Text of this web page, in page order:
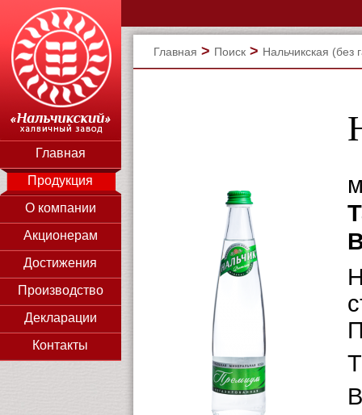
Главная
Продукция
О компании
Акционерам
Достижения
Производство
Декларации
Контакты
Главная > Поиск > Нальчикская (без